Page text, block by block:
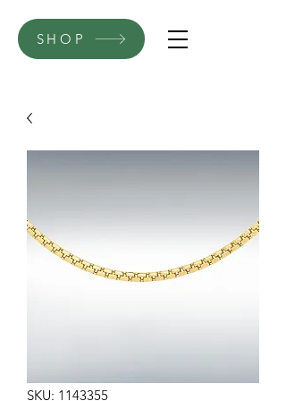
SHOP
SKU: 1143355